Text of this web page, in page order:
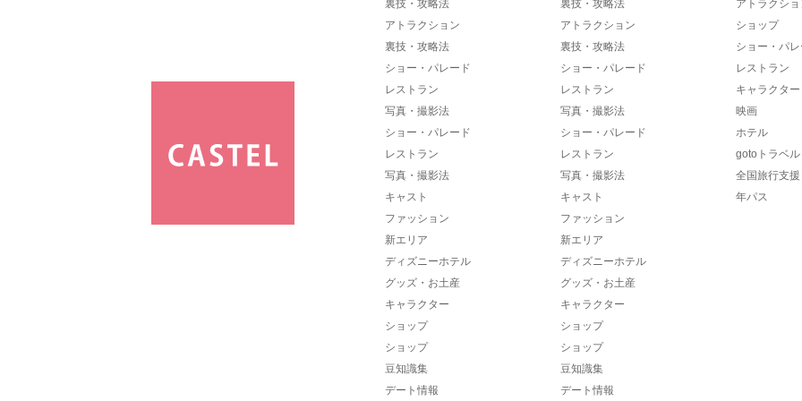
裏技・攻略法
アトラクション
裏技・攻略法
ショー・パレード
レストラン
写真・撮影法
ショー・パレード
レストラン
写真・撮影法
キャスト
ファッション
新エリア
ディズニーホテル
グッズ・お土産
キャラクター
ショップ
ショップ
豆知識集
デート情報
裏技・攻略法
アトラクション
裏技・攻略法
ショー・パレード
レストラン
写真・撮影法
ショー・パレード
レストラン
写真・撮影法
キャスト
ファッション
新エリア
ディズニーホテル
グッズ・お土産
キャラクター
ショップ
ショップ
豆知識集
デート情報
アトラクシ
ショップ
ショー・パ
レストラン
キャラクター
映画
ホテル
gotoトラベル
全国旅行支援
年パス